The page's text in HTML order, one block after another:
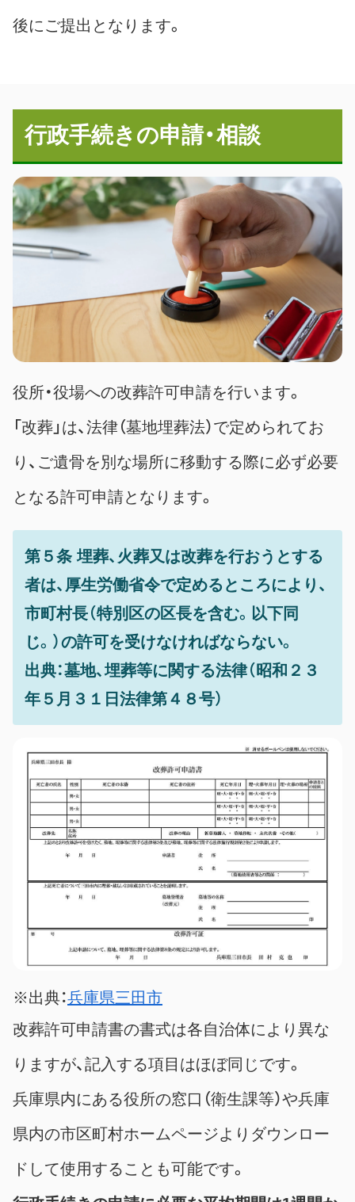
後にご提出となります。
行政手続きの申請・相談
役所・役場への改葬許可申請を行います。
「改葬」は、法律（墓地埋葬法）で定められてお
り、ご遺骨を別な場所に移動する際に必ず必要
となる許可申請となります。
第５条 埋葬、火葬又は改葬を行おうとする
者は、厚生労働省令で定めるところにより、
市町村長（特別区の区長を含む。以下同
じ。）の許可を受けなければならない。
出典：墓地、埋葬等に関する法律（昭和２３
年５月３１日法律第４８号）
※出典：兵庫県三田市
改葬許可申請書の書式は各自治体により異な
りますが、記入する項目はほぼ同じです。
兵庫県内にある役所の窓口（衛生課等）や兵庫
県内の市区町村ホームページよりダウンロー
ドして使用することも可能です。